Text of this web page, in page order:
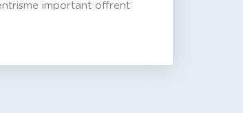
important offrent